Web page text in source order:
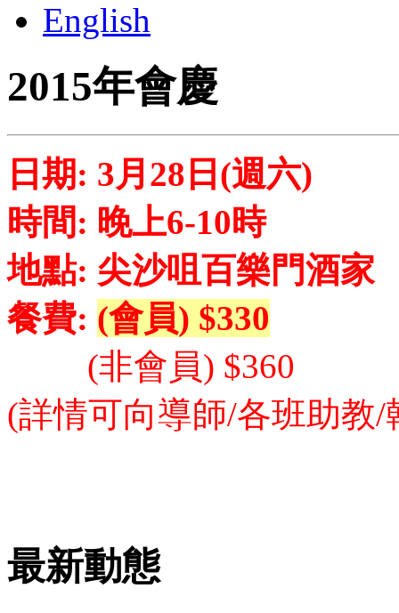
English
2015年會慶
日期: 3月28日(週六)
時間: 晚上6-10時
地點: 尖沙咀百樂門酒家
餐費: (會員) $330
(非會員) $360
(詳情可向導師/各班助教/
最新動態